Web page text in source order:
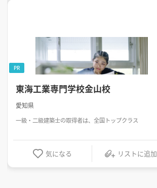
東海工業専門学校金山校
愛知県
一級・二級建築士の取得者は、全国トップクラス
気になる リストに追加
PR